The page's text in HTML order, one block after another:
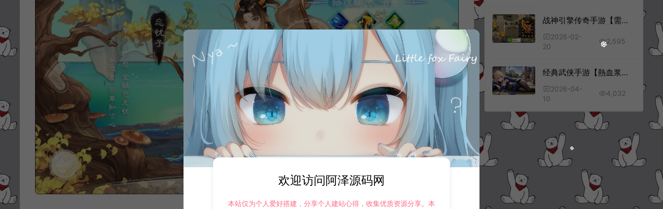
战神引擎传奇手游【需授权-1.80独步火龙三职业[白猪7.2]】11月最新整理Win一键服务端+GM授权后台+安卓苹果双端+详细搭建教程+视频教程
2026-02-
20
2,595
经典武侠手游【熱血浆糊·歸來代金券内购七职业版】4月最新整理Linux手工服务端+管理后台+代理后台+CDK授权后台+安卓苹果双端+详细搭建教程+视频教程
2026-04-
10
4,032
欢迎访问阿泽源码网
本站仅为个人爱好搭建，分享个人建站心得，收集优质资源分享。本